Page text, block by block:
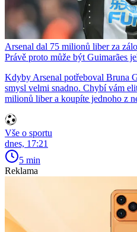
Arsenal dal 75 milionů liber za
Právě proto může být Guimarães
Kdyby Arsenal potřeboval Bruna
smysl velmi snadno. Chybí vám
milionů liber a koupíte jednoho z
Vše o sportu
dnes, 17:21
5 min
Reklama